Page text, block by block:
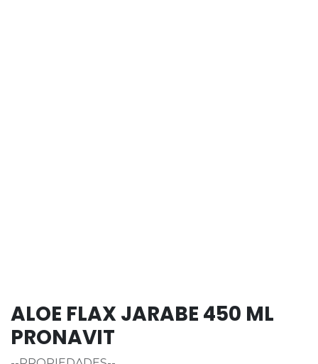
ALOE FLAX JARABE 450 ML
PRONAVIT